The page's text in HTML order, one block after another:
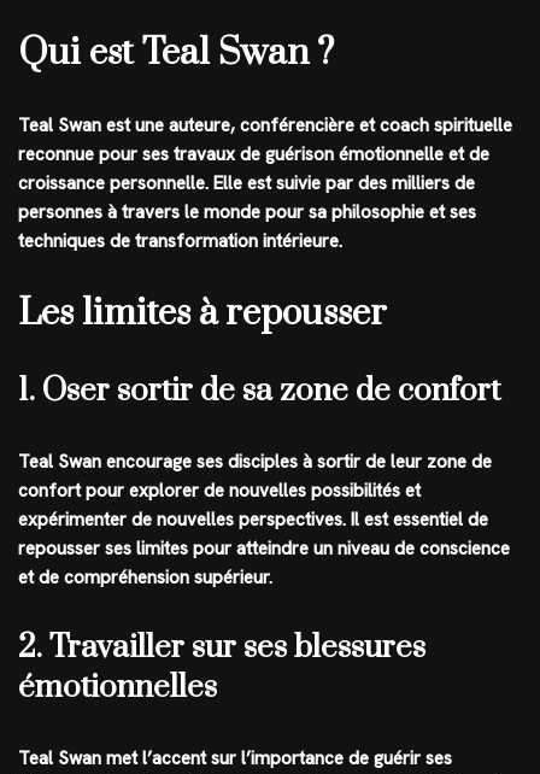
Qui est Teal Swan ?
Teal Swan est une auteure, conférencière et coach spirituelle
reconnue pour ses travaux de guérison émotionnelle et de
croissance personnelle. Elle est suivie par des milliers de
personnes à travers le monde pour sa philosophie et ses
techniques de transformation intérieure.
Les limites à repousser
1. Oser sortir de sa zone de confort
Teal Swan encourage ses disciples à sortir de leur zone de
confort pour explorer de nouvelles possibilités et
expérimenter de nouvelles perspectives. Il est essentiel de
repousser ses limites pour atteindre un niveau de conscience
et de compréhension supérieur.
2. Travailler sur ses blessures
émotionnelles
Teal Swan met l’accent sur l’importance de guérir ses